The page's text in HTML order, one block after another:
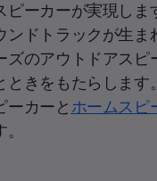
ーカーが実現し
ドトラックが生
ズのアウトドアス
きをもたらしま
ーカーと ホームスピ